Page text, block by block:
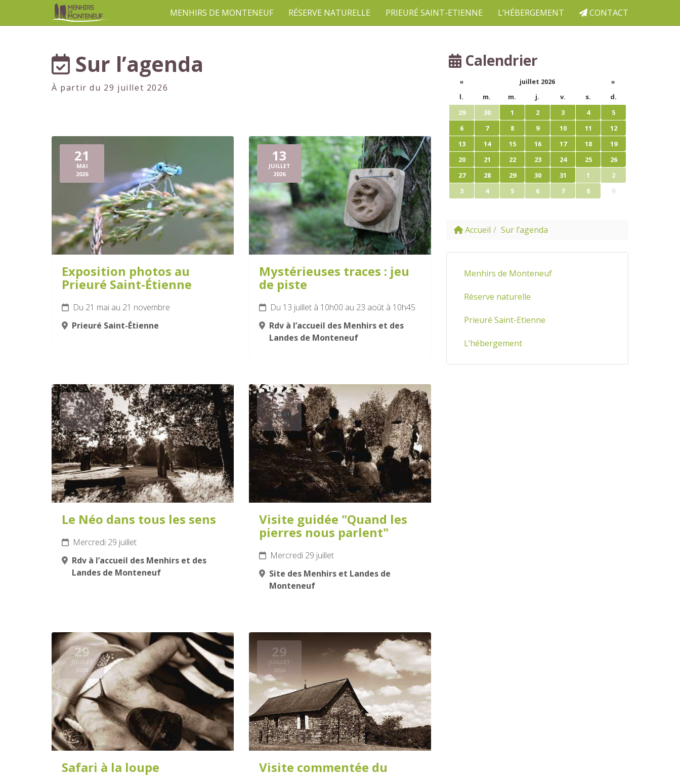
MENHIRS DE MONTENEUF RÉSERVE NATURELLE PRIEURÉ SAINT-ETIENNE L’HÉBERGEMENT CONTACT
Sur l’agenda
À partir du 29 juillet 2026
21
MAI
2026
Exposition photos au
Prieuré Saint-Étienne
Du 21 mai au 21 novembre
Prieuré Saint-Étienne
13
JUILLET
2026
Mystérieuses traces : jeu
de piste
Du 13 juillet à 10h00 au 23 août à 10h45
Rdv à l’accueil des Menhirs et des
Landes de Monteneuf
29
JUILLET
2026
Le Néo dans tous les sens
Mercredi 29 juillet
Rdv à l’accueil des Menhirs et des
Landes de Monteneuf
29
JUILLET
2026
Visite guidée "Quand les
pierres nous parlent"
Mercredi 29 juillet
Site des Menhirs et Landes de
Monteneuf
29
JUILLET
2026
Safari à la loupe
29
JUILLET
2026
Visite commentée du
Calendrier
« juillet 2026
»
l.
m. m. j. v. s.
d.
29
30 1 2 3 4
5
6
7 8 9 10 11
12
13
14 15 16 17 18
19
20
21 22 23 24 25
26
27
28 29 30 31 1
2
3
4 5 6 7 8 9
Accueil Sur l’agenda
Menhirs de Monteneuf
Réserve naturelle
Prieuré Saint-Etienne
L’hébergement